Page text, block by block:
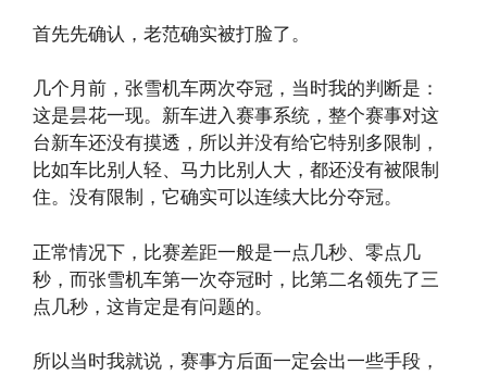
首先先确认，老范确实被打脸了。
几个月前，张雪机车两次夺冠，当时我的判断是：
这是昙花一现。新车进入赛事系统，整个赛事对这
台新车还没有摸透，所以并没有给它特别多限制，
比如车比别人轻、马力比别人大，都还没有被限制
住。没有限制，它确实可以连续大比分夺冠。
正常情况下，比赛差距一般是一点几秒、零点几
秒，而张雪机车第一次夺冠时，比第二名领先了三
点几秒，这肯定是有问题的。
所以当时我就说，赛事方后面一定会出一些手段，